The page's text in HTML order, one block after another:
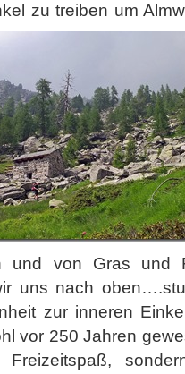
zu treiben um
und von Gras und
uns nach
zur inneren
vor 250 Jahren